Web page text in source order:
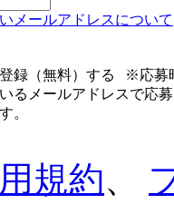
メールアドレスについて
録（無料）する
※応募
るメールアドレスで応
。
規約、